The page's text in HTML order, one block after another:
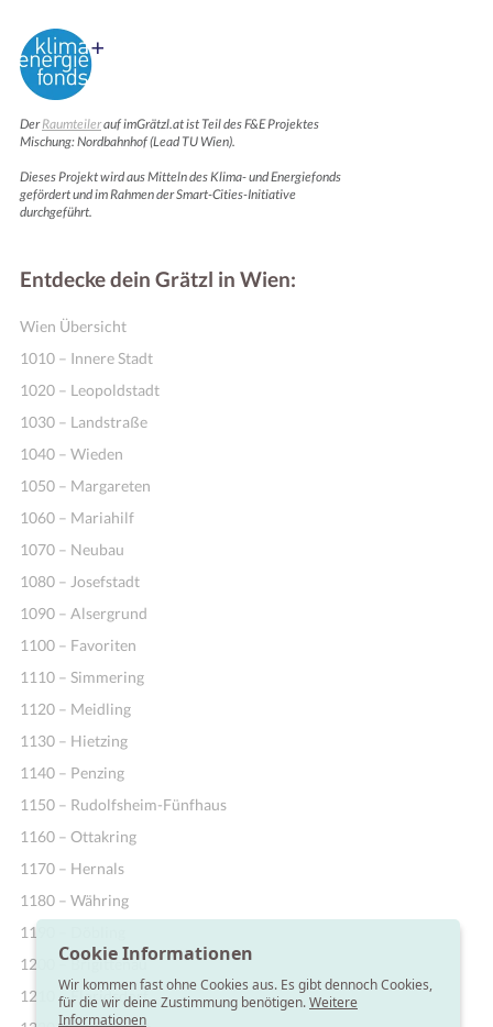
DerRaumteilerauf imGrätzl.at ist Teil des F&E Projektes
Mischung: Nordbahnhof (Lead TU Wien).
Dieses Projekt wird aus Mitteln des Klima- und Energiefonds
gefördert und im Rahmen der Smart-Cities-Initiative
durchgeführt.
Entdecke dein Grätzl in Wien:
Wien Übersicht
1010 – Innere Stadt
1020 – Leopoldstadt
1030 – Landstraße
1040 – Wieden
1050 – Margareten
1060 – Mariahilf
1070 – Neubau
1080 – Josefstadt
1090 – Alsergrund
1100 – Favoriten
1110 – Simmering
1120 – Meidling
1130 – Hietzing
1140 – Penzing
1150 – Rudolfsheim-Fünfhaus
1160 – Ottakring
1170 – Hernals
1180 – Währing
1190 – Döbling
1200 – Brigittenau
1210 – Floridsdorf
Cookie Informationen
Wir kommen fast ohne Cookies aus. Es gibt dennoch Cookies,
für die wir deine Zustimmung benötigen.Weitere
Informationen